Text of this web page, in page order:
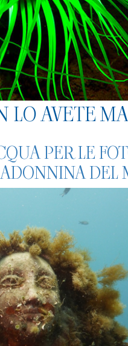
AVETE
PER LE
DEL